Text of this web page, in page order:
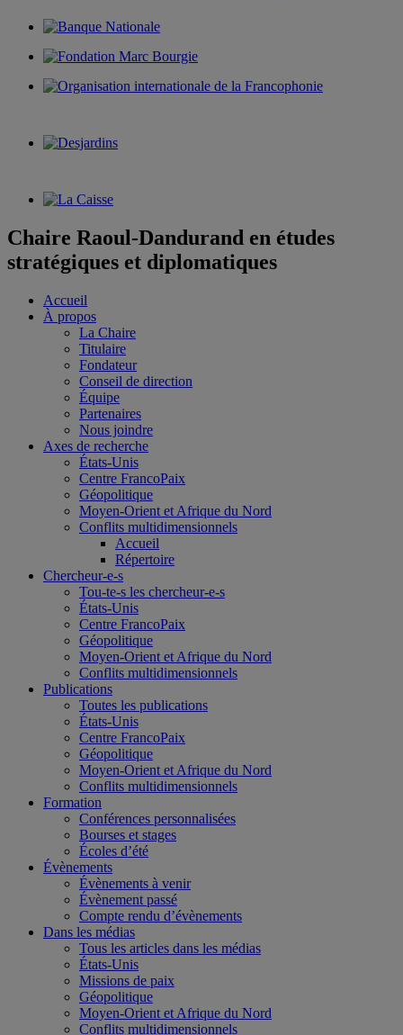
Chaire Raoul-Dandurand en études
stratégiques et diplomatiques
Accueil
À propos
La Chaire
Titulaire
Fondateur
Conseil de direction
Équipe
Partenaires
Nous joindre
Axes de recherche
États-Unis
Centre FrancoPaix
Géopolitique
Moyen-Orient et Afrique du Nord
Conflits multidimensionnels
Accueil
Répertoire
Chercheur-e-s
Tou-te-s les chercheur-e-s
États-Unis
Centre FrancoPaix
Géopolitique
Moyen-Orient et Afrique du Nord
Conflits multidimensionnels
Publications
Toutes les publications
États-Unis
Centre FrancoPaix
Géopolitique
Moyen-Orient et Afrique du Nord
Conflits multidimensionnels
Formation
Conférences personnalisées
Bourses et stages
Écoles d’été
Évènements
Évènements à venir
Évènement passé
Compte rendu d’évènements
Dans les médias
Tous les articles dans les médias
États-Unis
Missions de paix
Géopolitique
Moyen-Orient et Afrique du Nord
Conflits multidimensionnels